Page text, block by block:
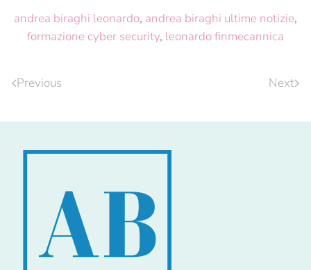
andrea biraghi leonardo, andrea biraghi ultime notizie,
formazione cyber security, leonardo finmecannica
Previous Next